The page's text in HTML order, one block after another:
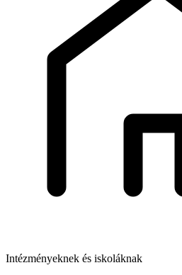
Intézményeknek és iskoláknak